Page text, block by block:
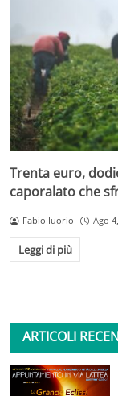
Trenta euro,
caporalato che
Fabio Iuorio Ago
Leggi di più
ARTICOLI